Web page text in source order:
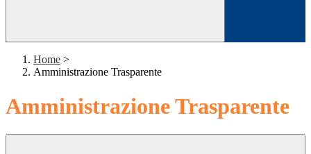
Home >
Amministrazione Trasparente
Amministrazione Trasparente